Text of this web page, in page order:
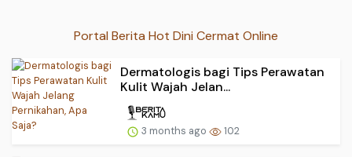
Portal Berita Hot Dini Cermat Online
Dermatologis bagi Tips Perawatan
Kulit Wajah Jelan...
3 months ago 102